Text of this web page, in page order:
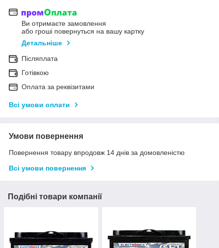
Ви отримаєте замовлення
або гроші повернуться на вашу картку
Детальніше
Післяплата
Готівкою
Оплата за реквізитами
Всі умови оплати
Умови повернення
Повернення товару впродовж 14 днів за домовленістю
Всі умови повернення
Подібні товари компанії